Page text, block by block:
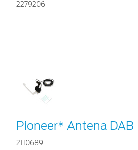
2279206
Pioneer* Antena DAB
2110689